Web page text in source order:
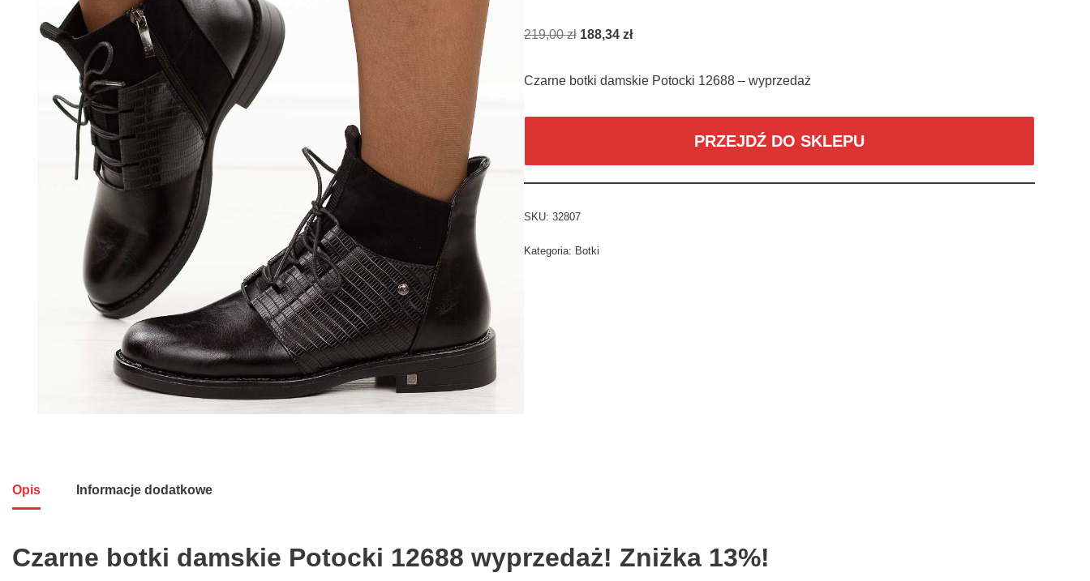
219,00zł 188,34 zł
Czarne botki damskie Potocki 12688 – wyprzedaż
PRZEJDŹ DO SKLEPU
SKU: 32807
Kategoria: Botki
Opis Informacje dodatkowe
Czarne botki damskie Potocki 12688 wyprzedaż! Zniżka 13%!